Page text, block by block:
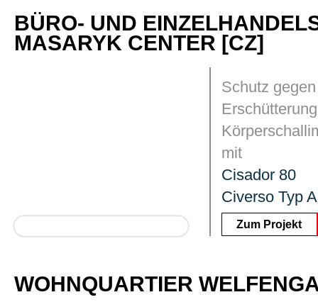
BÜRO- UND
MASARYK CENTER [CZ]
Schutz gegen
mit
Cisador 80
Civerso Typ A
Zum Projekt
WOHNQUARTIER